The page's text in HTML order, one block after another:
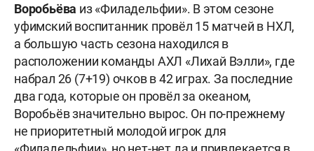
Воробьёва из «Филадельфии». В этом сезоне
уфимский воспитанник провёл 15 матчей в НХЛ,
а большую часть сезона находился в
расположении команды АХЛ «Лихай Вэлли», где
набрал 26 (7+19) очков в 42 играх. За последние
два года, которые он провёл за океаном,
Воробьёв значительно вырос. Он по-прежнему
не приоритетный молодой игрок для